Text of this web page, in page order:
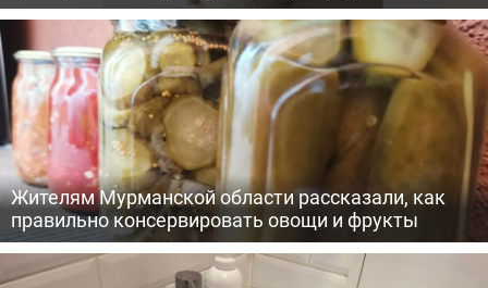
Жителям Мурманской области рассказали, как
правильно консервировать овощи и фрукты